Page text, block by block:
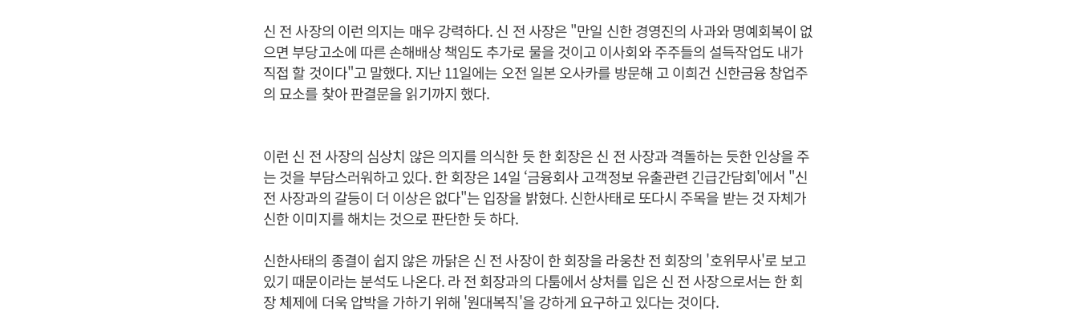
신 전 사장의 이런 의지는 매우 강력하다. 신 전 사장은 "만일 신한 경영진의 사과와 명예회복이 없
으면 부당고소에 따른 손해배상 책임도 추가로 물을 것이고 이사회와 주주들의 설득작업도 내가
직접 할 것이다"고 말했다. 지난 11일에는 오전 일본 오사카를 방문해 고 이희건 신한금융 창업주
의 묘소를 찾아 판결문을 읽기까지 했다.
이런 신 전 사장의 심상치 않은 의지를 의식한 듯 한 회장은 신 전 사장과 격돌하는 듯한 인상을 주
는 것을 부담스러워하고 있다. 한 회장은 14일 ‘금융회사 고객정보 유출관련 긴급간담회'에서 "신
전 사장과의 갈등이 더 이상은 없다"는 입장을 밝혔다. 신한사태로 또다시 주목을 받는 것 자체가
신한 이미지를 해치는 것으로 판단한 듯 하다.
신한사태의 종결이 쉽지 않은 까닭은 신 전 사장이 한 회장을 라웅찬 전 회장의 '호위무사'로 보고
있기 때문이라는 분석도 나온다. 라 전 회장과의 다툼에서 상처를 입은 신 전 사장으로서는 한 회
장 체제에 더욱 압박을 가하기 위해 '원대복직'을 강하게 요구하고 있다는 것이다.